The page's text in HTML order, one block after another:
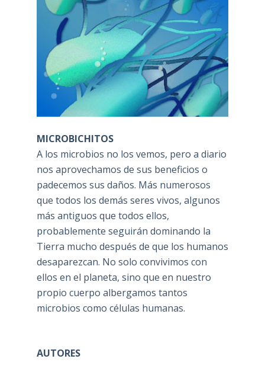
MICROBICHITOS
A los microbios no los vemos, pero a diario
nos aprovechamos de sus beneficios o
padecemos sus daños. Más numerosos
que todos los demás seres vivos, algunos
más antiguos que todos ellos,
probablemente seguirán dominando la
Tierra mucho después de que los humanos
desaparezcan. No solo convivimos con
ellos en el planeta, sino que en nuestro
propio cuerpo albergamos tantos
microbios como células humanas.
AUTORES